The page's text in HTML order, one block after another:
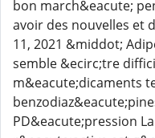
bon march&eacute;
avoir des nouvelles et
11, 2021 &middot;
semble &ecirc;tre
m&eacute;dicaments
PD&eacute;pression